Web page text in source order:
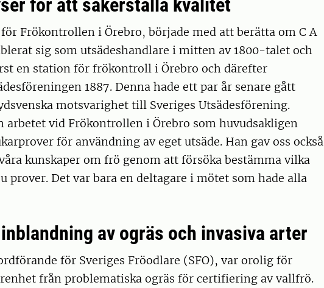
för att säkerställa kvalitet
för Frökontrollen i Örebro, började med att berätta om C A
sig som utsädeshandlare i mitten av 1800-talet och
en station för frökontroll i Örebro och därefter
1887. Denna hade ett par år senare gått
motsvarighet till Sveriges Utsädesförening.
arbetet vid Frökontrollen i Örebro som huvudsakligen
för användning av eget utsäde. Han gav oss också
kunskaper om frö genom att försöka bestämma vilka
prover. Det var bara en deltagare i mötet som hade alla
av ogräs och invasiva arter
för Sveriges Fröodlare (SFO), var orolig för
från problematiska ogräs för certifiering av vallfrö.